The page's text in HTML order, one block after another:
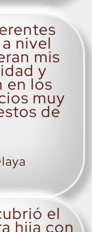
nivel
mis
y
en los
muy
de
el
hija con